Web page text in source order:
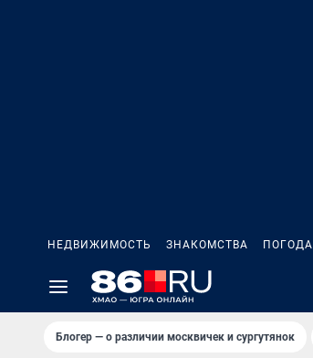
НЕДВИЖИМОСТЬ ЗНАКОМСТВА ПОГОДА
Блогер — о различии москвичек и сургутянок